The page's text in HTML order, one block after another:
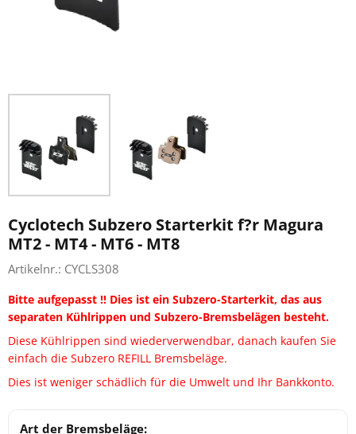
Cyclotech Subzero Starterkit f?r Magura
MT2 - MT4 - MT6 - MT8
Artikelnr.: CYCLS308
Bitte aufgepasst !! Dies ist ein Subzero-Starterkit, das aus
separaten Kühlrippen und Subzero-Bremsbelägen besteht.
Diese Kühlrippen sind wiederverwendbar, danach kaufen Sie
einfach die Subzero REFILL Bremsbeläge.
Dies ist weniger schädlich für die Umwelt und Ihr Bankkonto.
Eine Auswahl treffen für
Art der Bremsbeläge: